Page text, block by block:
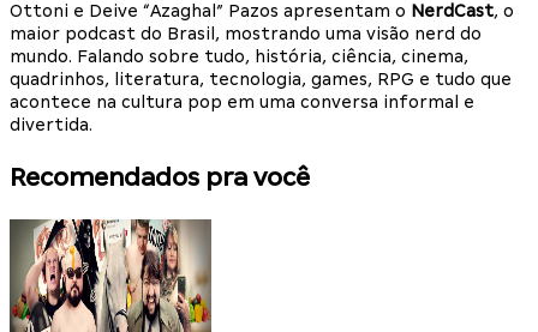
Ottoni e Deive “Azaghal” Pazos apresentam o NerdCast, o
maior podcast do Brasil, mostrando uma visão nerd do
mundo. Falando sobre tudo, história, ciência, cinema,
quadrinhos, literatura, tecnologia, games, RPG e tudo que
acontece na cultura pop em uma conversa informal e
divertida.
Recomendados pra você